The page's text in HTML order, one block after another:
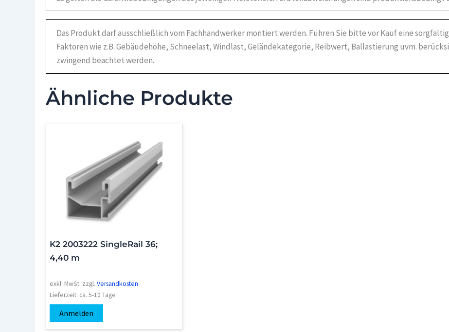
Das Produkt darf ausschließlich vom Fachhandwerker montiert werden. Führen Sie bitte vor Kauf eine
Faktoren wie z.B. Gebäudehöhe, Schneelast, Windlast, Geländekategorie, Reibwert, Ballastierung uvm.
zwingend beachtet werden.
Ähnliche Produkte
K2 2003222 SingleRail 36;
4,40 m
exkl. MwSt. zzgl.Versandkosten
Lieferzeit: ca. 5-10 Tage
Anmelden